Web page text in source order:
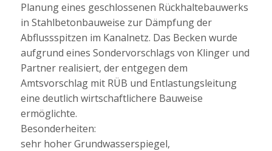
Planung eines geschlossenen Rückhaltebauwerks
in Stahlbetonbauweise zur Dämpfung der
Abflussspitzen im Kanalnetz. Das Becken wurde
aufgrund eines Sondervorschlags von Klinger und
Partner realisiert, der entgegen dem
Amtsvorschlag mit RÜB und Entlastungsleitung
eine deutlich wirtschaftlichere Bauweise
ermöglichte.
Besonderheiten:
sehr hoher Grundwasserspiegel,